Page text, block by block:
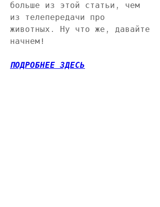
больше из этой статьи, чем
из телепередачи про
животных. Ну что же, давайте
начнем!
ПОДРОБНЕЕ ЗДЕСЬ